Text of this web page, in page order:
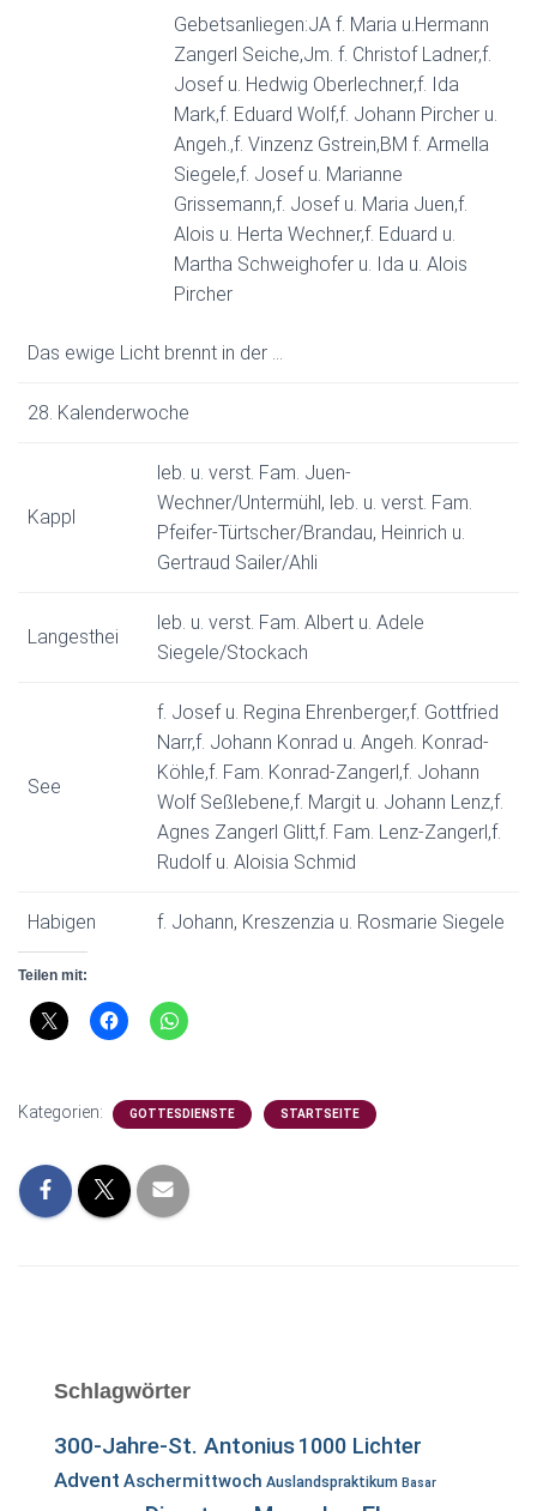
Gebetsanliegen:JA f. Maria u.Hermann
Zangerl Seiche,Jm. f. Christof Ladner,f.
Josef u. Hedwig Oberlechner,f. Ida
Mark,f. Eduard Wolf,f. Johann Pircher u.
Angeh.,f. Vinzenz Gstrein,BM f. Armella
Siegele,f. Josef u. Marianne
Grissemann,f. Josef u. Maria Juen,f.
Alois u. Herta Wechner,f. Eduard u.
Martha Schweighofer u. Ida u. Alois
Pircher
Das ewige Licht brennt in der …
28. Kalenderwoche
Kappl
leb. u. verst. Fam. Juen-
Wechner/Untermühl, leb. u. verst. Fam.
Pfeifer-Türtscher/Brandau, Heinrich u.
Gertraud Sailer/Ahli
Langesthei
leb. u. verst. Fam. Albert u. Adele
Siegele/Stockach
See
f. Josef u. Regina Ehrenberger,f. Gottfried
Narr,f. Johann Konrad u. Angeh. Konrad-
Köhle,f. Fam. Konrad-Zangerl,f. Johann
Wolf Seßlebene,f. Margit u. Johann Lenz,f.
Agnes Zangerl Glitt,f. Fam. Lenz-Zangerl,f.
Rudolf u. Aloisia Schmid
Habigen f. Johann, Kreszenzia u. Rosmarie Siegele
Teilen mit:
Kategorien: GOTTESDIENSTE STARTSEITE
Schlagwörter
300-Jahre-St. Antonius1000 Lichter
Advent Aschermittwoch Auslandspraktikum Basar